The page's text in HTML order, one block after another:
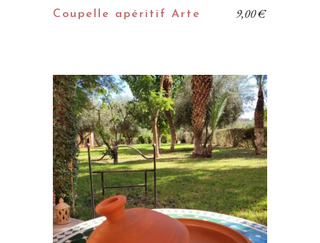
Coupelle apéritif Arte 9,00€